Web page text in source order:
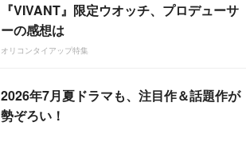
『VIVANT』限定ウオッチ、プロデューサ
ーの感想は
オリコンタイアップ特集
2026年7月夏ドラマも、注目作＆話題作が
勢ぞろい！